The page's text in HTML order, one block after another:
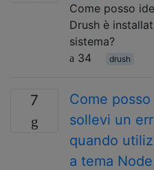
Come posso
Drush è
sistema?
34
drush
7
Come
sollevi un
quando
a tema